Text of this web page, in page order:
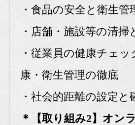
・食品の安全と衛生管
・店舗・施設等の清掃
・従業員の健康チェ
康・衛生管理の徹底
・社会的距離の設定と
＊【取り組み2】オン